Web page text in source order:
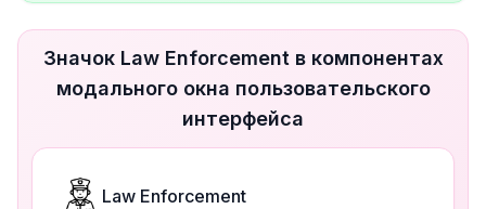
Значок Law Enforcement в компонентах
модального окна пользовательского
интерфейса
Law Enforcement